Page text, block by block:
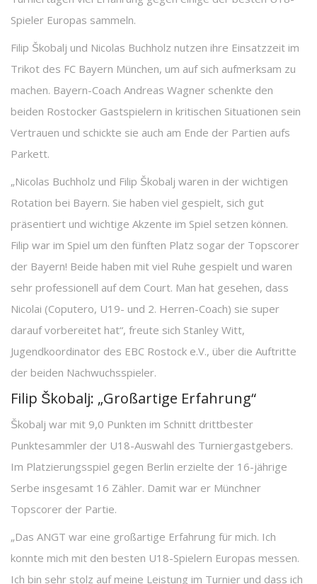
Spieler Europas sammeln.
Filip Škobalj und Nicolas Buchholz nutzen ihre Einsatzzeit im
Trikot des FC Bayern München, um auf sich aufmerksam zu
machen. Bayern-Coach Andreas Wagner schenkte den
beiden Rostocker Gastspielern in kritischen Situationen sein
Vertrauen und schickte sie auch am Ende der Partien aufs
Parkett.
„Nicolas Buchholz und Filip Škobalj waren in der wichtigen
Rotation bei Bayern. Sie haben viel gespielt, sich gut
präsentiert und wichtige Akzente im Spiel setzen können.
Filip war im Spiel um den fünften Platz sogar der Topscorer
der Bayern! Beide haben mit viel Ruhe gespielt und waren
sehr professionell auf dem Court. Man hat gesehen, dass
Nicolai (Coputero, U19- und 2. Herren-Coach) sie super
darauf vorbereitet hat“, freute sich Stanley Witt,
Jugendkoordinator des EBC Rostock e.V., über die Auftritte
der beiden Nachwuchsspieler.
Filip Škobalj: „Großartige Erfahrung“
Škobalj war mit 9,0 Punkten im Schnitt drittbester
Punktesammler der U18-Auswahl des Turniergastgebers.
Im Platzierungsspiel gegen Berlin erzielte der 16-jährige
Serbe insgesamt 16 Zähler. Damit war er Münchner
Topscorer der Partie.
„Das ANGT war eine großartige Erfahrung für mich. Ich
konnte mich mit den besten U18-Spielern Europas messen.
Ich bin sehr stolz auf meine Leistung im Turnier und dass ich